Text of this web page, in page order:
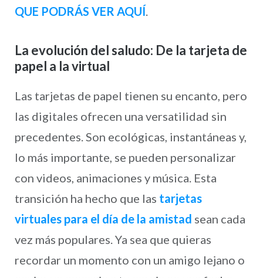
QUE PODRÁS VER AQUÍ
La evolución del saludo: De la tarjeta de
papel a la virtual
Las tarjetas de papel tienen su encanto, pero
las digitales ofrecen una versatilidad sin
precedentes. Son ecológicas, instantáneas y,
lo más importante, se pueden personalizar
con videos, animaciones y música. Esta
transición ha hecho que las tarjetas
virtuales para el día de la amistad sean cada
vez más populares. Ya sea que quieras
recordar un momento con un amigo lejano o